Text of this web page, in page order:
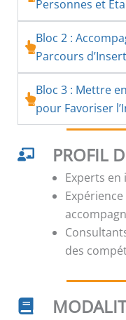
Personnes et
Bloc 2 :
Parcours
Bloc 3 : Mettre
pour Favoriser
PROFIL
Experts
des